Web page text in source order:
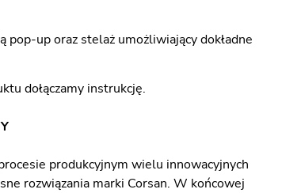
pop-up oraz stelaż umożliwiający dokładne
dołączamy instrukcję.
produkcyjnym wielu innowacyjnych
rozwiązania marki Corsan. W końcowej